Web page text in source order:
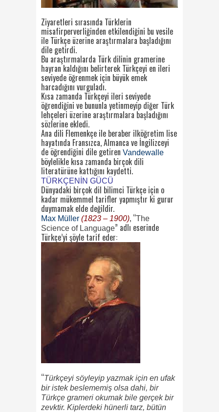
Ziyaretleri sırasında Türklerin
misafirperverliğinden etkilendiğini bu vesile
ile Türkçe üzerine araştırmalara başladığını
dile getirdi.
Bu araştırmalarda Türk dilinin gramerine
hayran kaldığını belirterek Türkçeyi en ileri
seviyede öğrenmek için büyük emek
harcadığını vurguladı.
Kısa zamanda Türkçeyi ileri seviyede
öğrendiğini ve bununla yetinmeyip diğer Türk
lehçeleri üzerine araştırmalara başladığını
sözlerine ekledi.
Ana dili Flemenkçe ile beraber ilköğretim lise
hayatında Fransızca, Almanca ve İngilizceyi
de öğrendiğini dile getiren Vandewalle
böylelikle kısa zamanda birçok dili
literatürüne kattığını kaydetti.
TÜRKÇENİN GÜCÜ
Dünyadaki birçok dil bilimci Türkçe için o
kadar mükemmel tarifler yapmıştır ki gurur
duymamak elde değildir.
Max Müller (1823 – 1900), “The
Science of Language” adlı eserinde
Türkçe’yi şöyle tarif eder:
“Türkçeyi söyleyip yazmak için en ufak
bir istek beslememiş olsa dahi, bir
Türkçe grameri okumak bile gerçek bir
zevktir. Kiplerdeki hünerli tarz, bütün